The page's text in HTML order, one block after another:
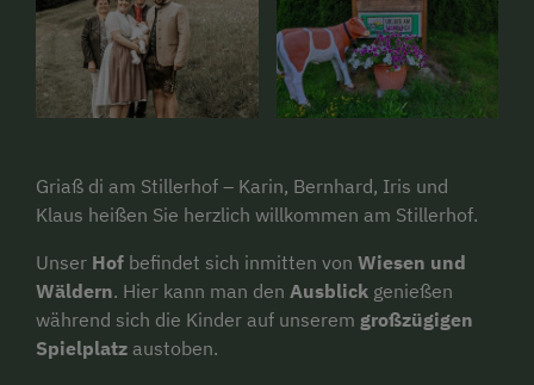
Griaß di am Stillerhof – Karin, Bernhard, Iris und
Klaus heißen Sie herzlich willkommen am Stillerhof.
Unser Hof befindet sich inmitten von Wiesen und
Wäldern. Hier kann man den Ausblick genießen
während sich die Kinder auf unserem großzügigen
Spielplatz austoben.